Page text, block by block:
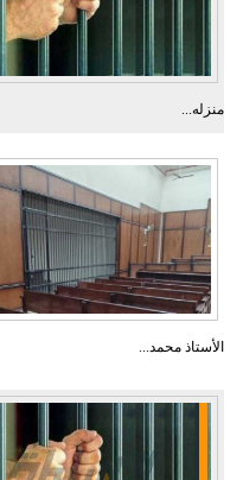
منزله...
الأستاذ محمد...